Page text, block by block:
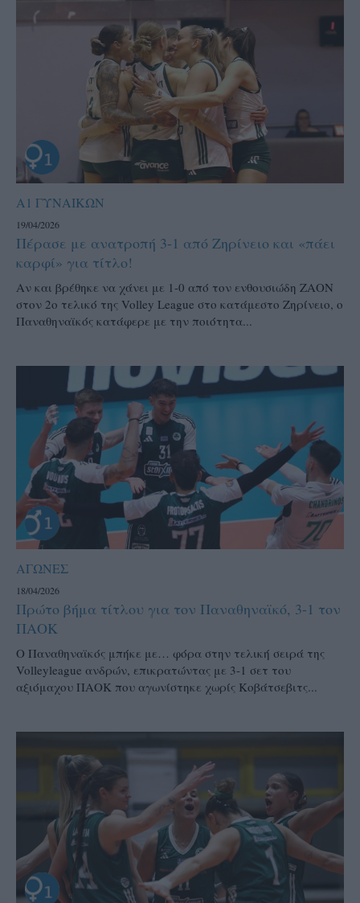
Α1 ΓΥΝΑΙΚΩΝ
19/04/2026
Πέρασε με ανατροπή 3-1 από Ζηρίνειο και «πάει
καρφί» για τίτλο!
Αν και βρέθηκε να χάνει με 1-0 από τον ενθουσιώδη ΖΑΟΝ
στον 2ο τελικό της Volley League στο κατάμεστο Ζηρίνειο, ο
Παναθηναϊκός κατάφερε με την ποιότητα...
ΑΓΩΝΕΣ
18/04/2026
Πρώτο βήμα τίτλου για τον Παναθηναϊκό, 3-1 τον
ΠΑΟΚ
Ο Παναθηναϊκός μπήκε με… φόρα στην τελική σειρά της
Volleyleague ανδρών, επικρατώντας με 3-1 σετ του
αξιόμαχου ΠΑΟΚ που αγωνίστηκε χωρίς Κοβάτσεβιτς...